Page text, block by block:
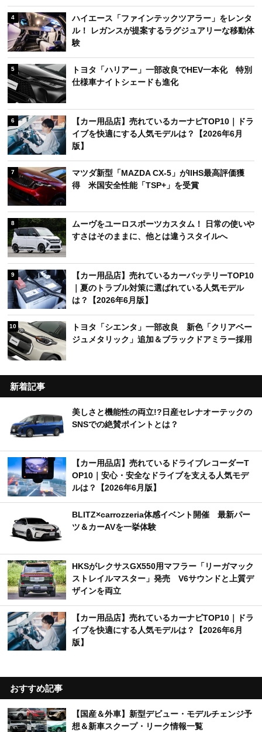
4
ハイエース「ファインテックツアラー」をレンタ
ル！ レガンスが提案するラグジュアリーな移動体
験
5
トヨタ「ハリアー」一部改良でHEV一本化 特別
仕様車ナイトシェードも進化
6
【カー用品店】売れているカーナビTOP10｜ドラ
イブを快適にする人気モデルは？【2026年6月
版】
7
マツダ新型「MAZDA CX-5」がIIHS最高評価獲
得 米国安全性能「TSP+」を受賞
8
ムーヴをユーロスポーツカスタム！ 日常の使いや
すさはそのままに、他とは違うスタイルへ
9
【カー用品店】売れているカーバッテリーTOP10
｜夏のトラブル対策に選ばれている人気モデル
は？【2026年6月版】
10
トヨタ「シエンタ」一部改良 新色「クリアベー
ジュメタリック」追加＆ブラックドアミラー採用
新着記事
美しさと機能性の両立!?日産セレナオーテックの
SNSでの絶賛ポイントとは？
【カー用品店】売れているドライブレコーダーT
OP10｜安心・安全なドライブを支える人気モデ
ルは？【2026年6月版】
BLITZ×carrozzeria体感イベント開催 最新パー
ツ＆カーAVを一挙体験
HKSがレクサスGX550用マフラー「リーガマック
ストレイルマスター」発売 V6サウンドと上質デ
ザインを両立
【カー用品店】売れているカーナビTOP10｜ドラ
イブを快適にする人気モデルは？【2026年6月
版】
おすすめ記事
【国産＆外車】新型デビュー・モデルチェンジ予
想＆新車スクープ・リーク情報一覧